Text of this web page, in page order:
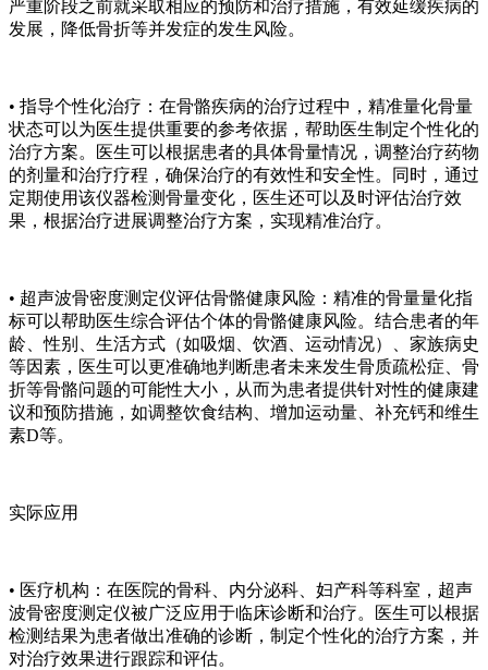
严重阶段之前就采取相应的预防和治疗措施，有效延缓疾病的
发展，降低骨折等并发症的发生风险。
• 指导个性化治疗：在骨骼疾病的治疗过程中，精准量化骨量
状态可以为医生提供重要的参考依据，帮助医生制定个性化的
治疗方案。医生可以根据患者的具体骨量情况，调整治疗药物
的剂量和治疗疗程，确保治疗的有效性和安全性。同时，通过
定期使用该仪器检测骨量变化，医生还可以及时评估治疗效
果，根据治疗进展调整治疗方案，实现精准治疗。
• 超声波骨密度测定仪评估骨骼健康风险：精准的骨量量化指
标可以帮助医生综合评估个体的骨骼健康风险。结合患者的年
龄、性别、生活方式（如吸烟、饮酒、运动情况）、家族病史
等因素，医生可以更准确地判断患者未来发生骨质疏松症、骨
折等骨骼问题的可能性大小，从而为患者提供针对性的健康建
议和预防措施，如调整饮食结构、增加运动量、补充钙和维生
素D等。
实际应用
• 医疗机构：在医院的骨科、内分泌科、妇产科等科室，超声
波骨密度测定仪被广泛应用于临床诊断和治疗。医生可以根据
检测结果为患者做出准确的诊断，制定个性化的治疗方案，并
对治疗效果进行跟踪和评估。